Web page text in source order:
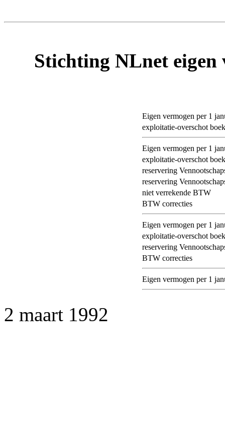
Stichting NLnet
Eigen vermogen per 1
exploitatie-overschot
Eigen vermogen per 1
exploitatie-overschot
reservering
reservering
niet verrekende BTW
BTW correcties
Eigen vermogen per 1
exploitatie-overschot
reservering
BTW correcties
Eigen vermogen per 1
2 maart 1992